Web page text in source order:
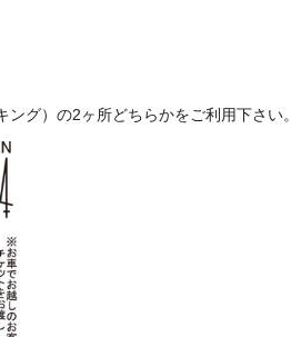
グ）の2ヶ所どちらかをご利用下さい。